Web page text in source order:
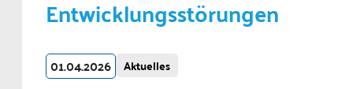
Entwicklungsstörungen
01.04.2026 Aktuelles